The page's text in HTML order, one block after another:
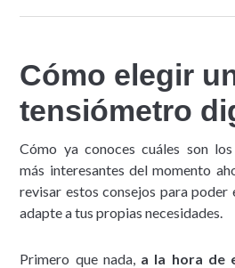
Cómo elegir
tensiómetro
Cómo ya conoces cuáles son
más interesantes del momento
revisar estos consejos para poder
adapte a tus propias necesidades.
Primero que nada, a la hora de